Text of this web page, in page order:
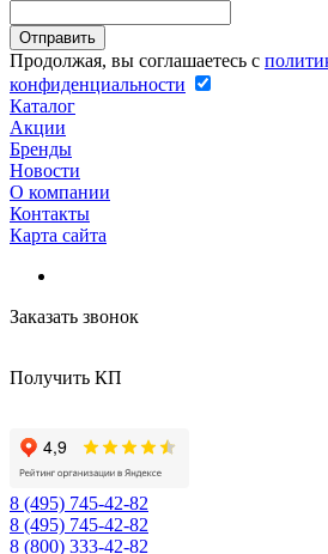
Продолжая, вы соглашаетесь с
конфиденциальности
Каталог
Акции
Бренды
Новости
О компании
Контакты
Карта сайта
Заказать звонок
Получить КП
8 (495) 745-42-82
8 (495) 745-42-82
8 (800) 333-42-82